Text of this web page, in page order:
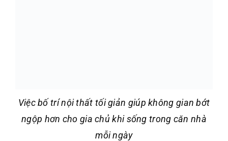
Việc bố trí nội thất tối giản giúp không gian bớt
ngộp hơn cho gia chủ khi sống trong căn nhà
mỗi ngày